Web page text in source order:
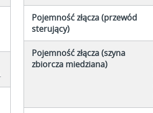
Pojemność złącza (przewód
sterujący)
Pojemność złącza (szyna
zbiorcza miedziana)